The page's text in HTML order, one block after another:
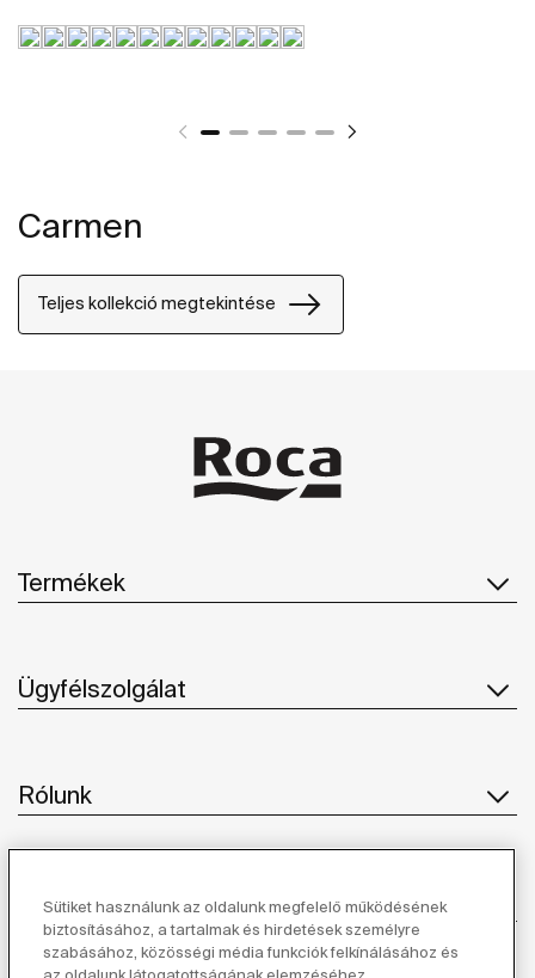
Carmen
Teljes kollekció megtekintése
Termékek
Ügyfélszolgálat
Rólunk
Ihlet
Kövessen minket
Sütiket használunk az oldalunk megfelelő működésének
biztosításához, a tartalmak és hirdetések személyre
szabásához, közösségi média funkciók felkínálásához és